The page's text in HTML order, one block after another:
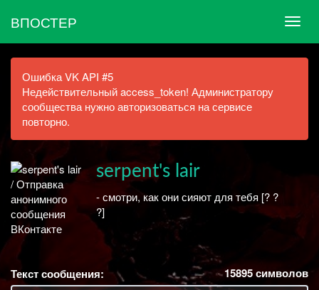
ВПОСТЕР
Ошибка VK API #5
Недействительный access_token! Администратору
сообщества нужно авторизоваться на сервисе
повторно.
serpent's lair
- смотри, как они сияют для тебя [? ?
?]
Текст сообщения: 15895символов